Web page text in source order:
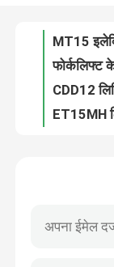
एक उद्धरण का
फोर्कलिफ्ट